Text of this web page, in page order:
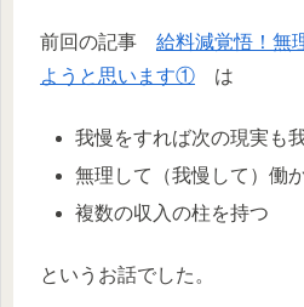
前回の記事 給料減覚悟！無
ようと思います① は
我慢をすれば次の現実も
無理して（我慢して）働
複数の収入の柱を持つ
というお話でした。